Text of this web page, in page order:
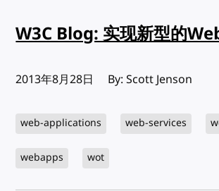
W3C Blog: 实现新型的
发布:
2013年8月28日 By: Scott Jenson
web-applications web-services
webapps wot